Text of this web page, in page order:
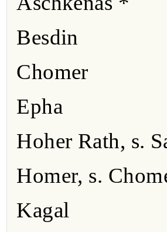
Besdin
Chomer
Epha
Hoher Rath, s.
Homer, s.
Kagal